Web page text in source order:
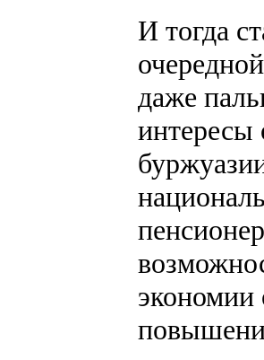
И тогда
даже
интересы
экономии